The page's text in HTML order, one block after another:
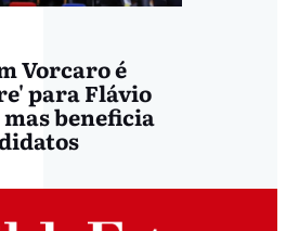
Vorcaro é
para Flávio
beneficia